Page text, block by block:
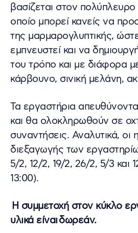
βασίζεται στον
οποίο μπορεί κανείς να
της μαρμαρογλυπτικής,
εμπνευστεί και να
του τρόπο και με διάφορα
κάρβουνο, σινική μελάνη,
Τα εργαστήρια
και θα ολοκληρωθούν σε
συναντήσεις. Αναλυτικά, οι
διεξαγωγής των
5/2, 12/2, 19/2, 26/2, 5/3 και
13:00).
Η συμμετοχή στον κύκλο
υλικά είναι δωρεάν.